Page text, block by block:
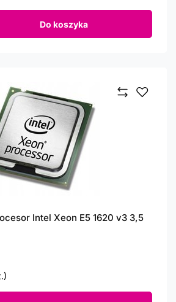
Do koszyka
Intel Xeon E5 1620 v3 3,5